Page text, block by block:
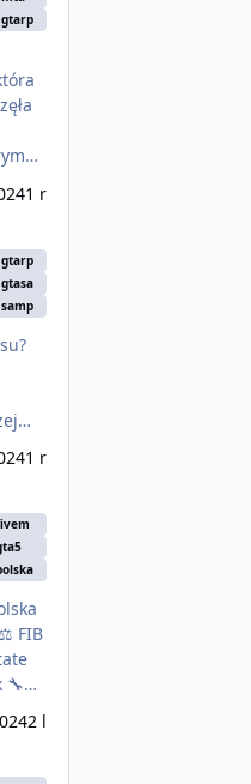
gtarp
1 r
gtarp
gtasa
samp
1 r
2 l